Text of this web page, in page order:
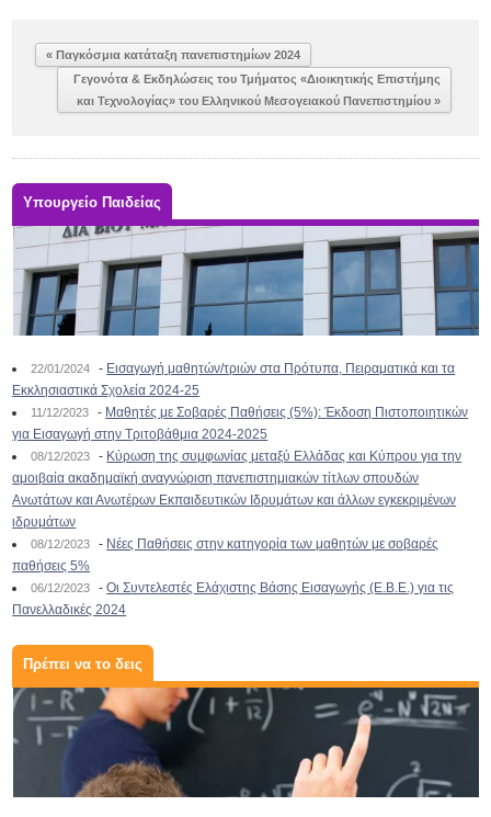
« Παγκόσμια κατάταξη πανεπιστημίων 2024
Γεγονότα & Εκδηλώσεις του Τμήματος «Διοικητικής Επιστήμης
και Τεχνολογίας» του Ελληνικού Μεσογειακού Πανεπιστημίου »
Υπουργείο Παιδείας
22/01/2024 - Εισαγωγή μαθητών/τριών στα Πρότυπα, Πειραματικά και τα
Εκκλησιαστικά Σχολεία 2024-25
11/12/2023 - Μαθητές με Σοβαρές Παθήσεις (5%): Έκδοση Πιστοποιητικών
για Εισαγωγή στην Τριτοβάθμια 2024-2025
08/12/2023 - Κύρωση της συμφωνίας μεταξύ Ελλάδας και Κύπρου για την
αμοιβαία ακαδημαϊκή αναγνώριση πανεπιστημιακών τίτλων σπουδών
Ανωτάτων και Ανωτέρων Εκπαιδευτικών Ιδρυμάτων και άλλων εγκεκριμένων
ιδρυμάτων
08/12/2023 - Νέες Παθήσεις στην κατηγορία των μαθητών με σοβαρές
παθήσεις 5%
06/12/2023 -Οι Συντελεστές Ελάχιστης Βάσης Εισαγωγής (Ε.Β.Ε.) για τις
Πανελλαδικές 2024
Πρέπει να το δεις